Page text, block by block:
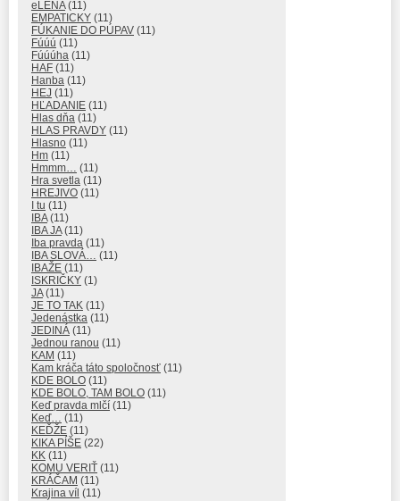
eLENA(11)
EMPATICKY (11)
FÚKANIE DO PÚPAV (11)
Fúúú (11)
Fúúúha (11)
HAF (11)
Hanba (11)
HEJ (11)
HĽADANIE (11)
Hlas dňa (11)
HLAS PRAVDY (11)
Hlasno (11)
Hm (11)
Hmmm… (11)
Hra svetla (11)
HREJIVO (11)
I tu (11)
IBA(11)
IBA JA(11)
Iba pravda (11)
IBA SLOVÁ… (11)
IBAŽE (11)
ISKRIČKY (1)
JA(11)
JE TO TAK (11)
Jedenástka (11)
JEDINÁ (11)
Jednou ranou (11)
KAM (11)
Kam kráča táto spoločnosť (11)
KDE BOLO (11)
KDE BOLO, TAM BOLO (11)
Keď pravda mlčí (11)
Keď… (11)
KEĎŽE (11)
KIKA PÍŠE (22)
KK (11)
KOMU VERIŤ (11)
KRÁČAM (11)
Krajina víl (11)